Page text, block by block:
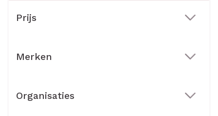
Prijs
Merken
Organisaties